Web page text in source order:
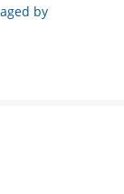
by